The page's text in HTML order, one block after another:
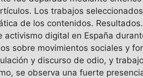
Los trabajos
de los contenidos.
digital en España
sobre movimientos sociales y
y discurso de odio, y
se observa una fuerte